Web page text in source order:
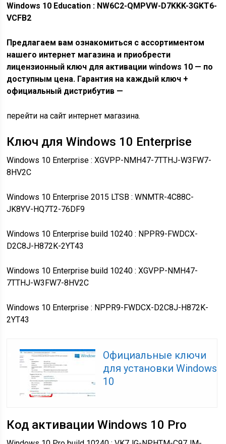
Windows 10 Education : NW6C2-QMPVW-D7KKK-3GKT6-
VCFB2
Предлагаем вам ознакомиться с ассортиментом
нашего интернет магазина и приобрести
лицензионный ключ для активации windows 10 — по
доступным цена. Гарантия на каждый ключ +
официальный дистрибутив —
перейти на сайт интернет магазина.
Ключ для Windows 10 Enterprise
Windows 10 Enterprise : XGVPP-NMH47-7TTHJ-W3FW7-
8HV2C
Windows 10 Enterprise 2015 LTSB : WNMTR-4C88C-
JK8YV-HQ7T2-76DF9
Windows 10 Enterprise build 10240 : NPPR9-FWDCX-
D2C8J-H872K-2YT43
Windows 10 Enterprise build 10240 : XGVPP-NMH47-
7TTHJ-W3FW7-8HV2C
Windows 10 Enterprise : NPPR9-FWDCX-D2C8J-H872K-
2YT43
Официальные ключи
для установки Windows
10
Код активации Windows 10 Pro